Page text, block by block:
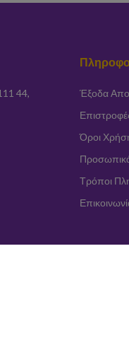
44,
Έξοδα
Όροι
Τρόποι